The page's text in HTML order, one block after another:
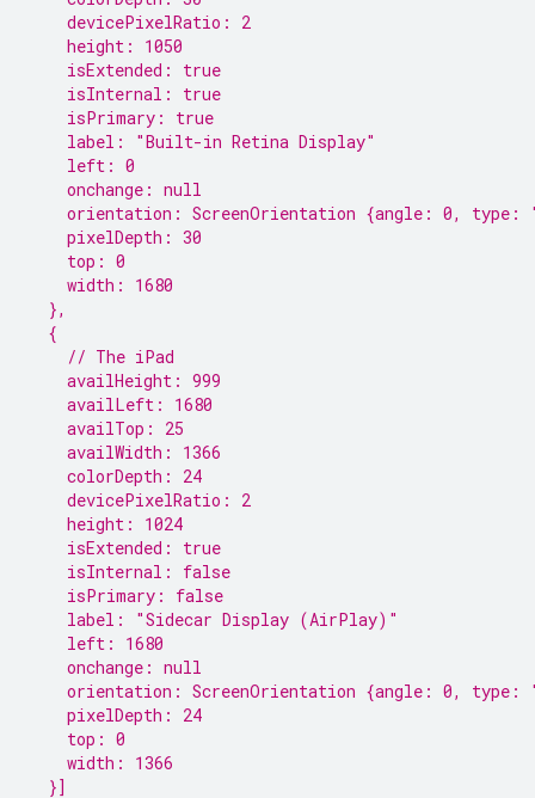
    devicePixelRatio: 2
    height: 1050
    isExtended: true
    isInternal: true
    isPrimary: true
    label: "Built-in Retina Display"
    left: 0
    onchange: null
orientation: ScreenOrientation {angle: 0, type:
    pixelDepth: 30
    top: 0
    width: 1680
  },
  {
    // The iPad
    availHeight: 999
    availLeft: 1680
    availTop: 25
    availWidth: 1366
    colorDepth: 24
    devicePixelRatio: 2
    height: 1024
    isExtended: true
    isInternal: false
    isPrimary: false
    label: "Sidecar Display (AirPlay)"
    left: 1680
    onchange: null
orientation: ScreenOrientation {angle: 0, type:
    pixelDepth: 24
    top: 0
    width: 1366
  }]